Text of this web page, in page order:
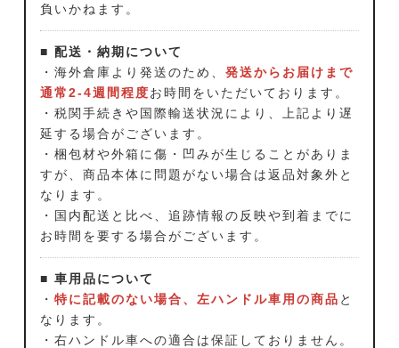
負いかねます。
■ 配送・納期について
・海外倉庫より発送のため、 発送からお届けまで
通常2-4週間程度お時間をいただいております。
・税関手続きや国際輸送状況により、上記より遅
延する場合がございます。
・梱包材や外箱に傷・凹みが生じることがありま
すが、商品本体に問題がない場合は返品対象外と
なります。
・国内配送と比べ、追跡情報の反映や到着までに
お時間を要する場合がございます。
■ 車用品について
・ 特に記載のない場合、左ハンドル車用の商品 と
なります。
・右ハンドル車への適合は保証しておりません。